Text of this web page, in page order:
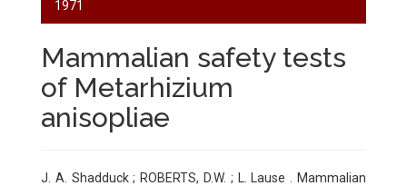
1971
Mammalian safety tests
of Metarhizium
anisopliae
J. A. Shadduck ; ROBERTS, D.W. ; L. Lause . Mammalian